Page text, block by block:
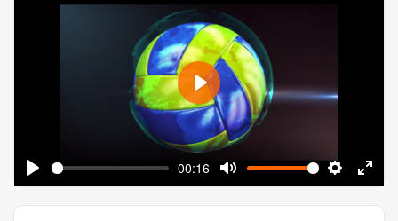
Play
-00:16
Mute Settings
Enter
Play